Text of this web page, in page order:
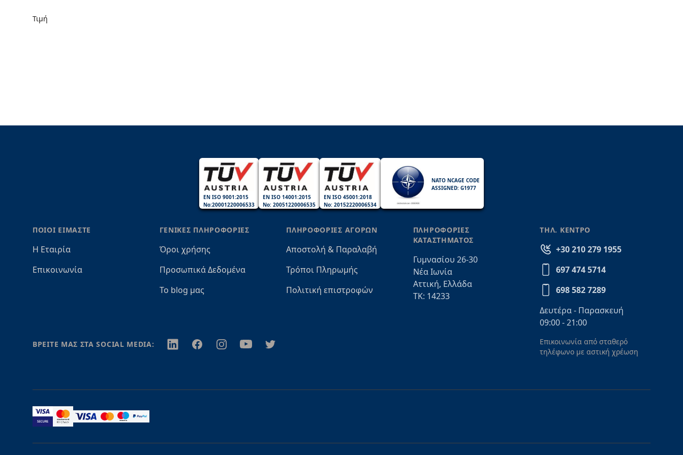
Τιμή
EN ISO 9001:2015
No:20001220006533
EN ISO 14001:2015
No: 20051220006535
EN ISO 45001:2018
No: 20152220006534
NATO NCAGE CODE
ASSIGNED: G1977
ΠΟΙΟΙ ΕΙΜΑΣΤΕ
Η Εταιρία
Επικοινωνία
ΓΕΝΙΚΕΣ ΠΛΗΡΟΦΟΡΙΕΣ
Όροι χρήσης
Προσωπικά Δεδομένα
Το blog μας
ΠΛΗΡΟΦΟΡΙΕΣ ΑΓΟΡΩΝ
Αποστολή & Παραλαβή
Τρόποι Πληρωμής
Πολιτική επιστροφών
ΠΛΗΡΟΦΟΡΙΕΣ
ΚΑΤΑΣΤΗΜΑΤΟΣ
Γυμνασίου 26-30
Νέα Ιωνία
Αττική, Ελλάδα
ΤΚ: 14233
ΤΗΛ. ΚΕΝΤΡΟ
+30 210 279 1955
697 474 5714
698 582 7289
Δευτέρα - Παρασκευή
09:00 - 21:00
Επικοινωνία από σταθερό
τηλέφωνο με αστική χρέωση
ΒΡΕΙΤΕ ΜΑΣ ΣΤΑ SOCIAL MEDIA: TwitterFacebookInstagramYoutubeTwitter